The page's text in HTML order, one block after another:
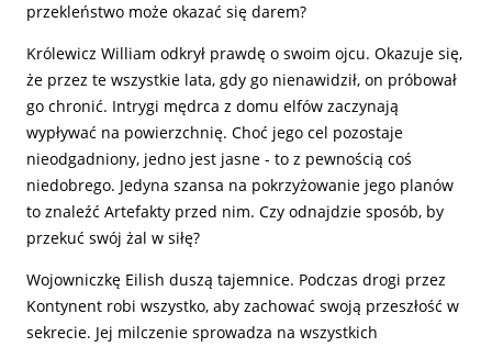
przekleństwo może okazać się darem?
Królewicz William odkrył prawdę o swoim ojcu. Okazuje się,
że przez te wszystkie lata, gdy go nienawidził, on próbował
go chronić. Intrygi mędrca z domu elfów zaczynają
wypływać na powierzchnię. Choć jego cel pozostaje
nieodgadniony, jedno jest jasne - to z pewnością coś
niedobrego. Jedyna szansa na pokrzyżowanie jego planów
to znaleźć Artefakty przed nim. Czy odnajdzie sposób, by
przekuć swój żal w siłę?
Wojowniczkę Eilish duszą tajemnice. Podczas drogi przez
Kontynent robi wszystko, aby zachować swoją przeszłość w
sekrecie. Jej milczenie sprowadza na wszystkich